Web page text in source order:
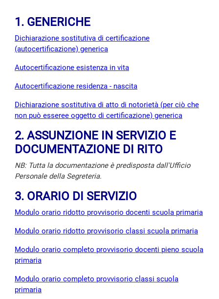
1. GENERICHE
Dichiarazione sostitutiva di certificazione
(autocertificazione) generica
Autocertificazione esistenza in vita
Autocertificazione residenza - nascita
Dichiarazione sostitutiva di atto di notorietà (per ciò che
non può esseree oggetto di certificazione) generica
2. ASSUNZIONE IN SERVIZIO E
DOCUMENTAZIONE DI RITO
NB: Tutta la documentazione è predisposta dall'Ufficio
Personale della Segreteria.
3. ORARIO DI SERVIZIO
Modulo orario ridotto provvisorio docenti scuola primaria
Modulo orario ridotto provvisorio classi scuola primaria
Modulo orario completo provvisorio docenti pieno scuola
primaria
Modulo orario completo provvisorio classi scuola
primaria